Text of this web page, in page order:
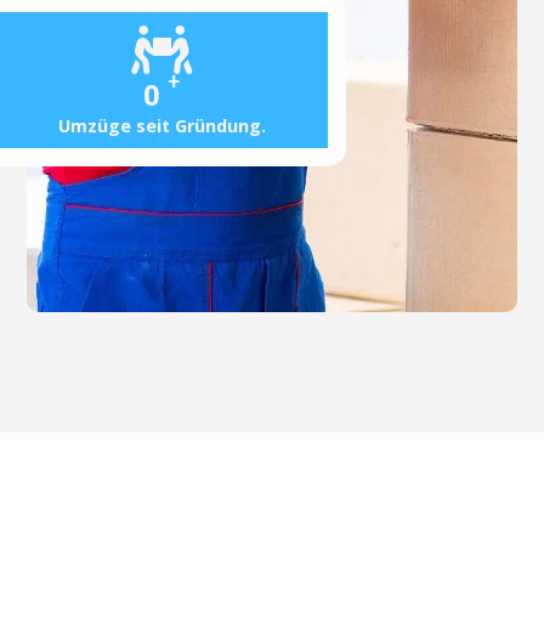
0 +
Umzüge seit Gründung.